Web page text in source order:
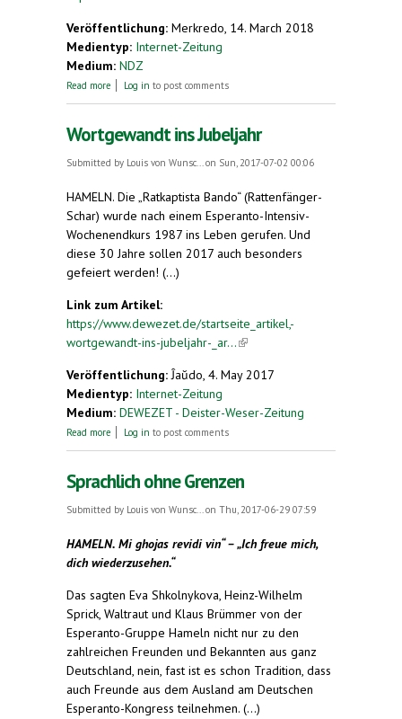
Veröffentlichung: Merkredo, 14. March 2018
Medientyp: Internet-Zeitung
Medium: NDZ
Read more about Jahreshauptversammlung der Esperanto-
Log in to post comments
Wortgewandt ins Jubeljahr
Submitted by Louis von Wunsc... on Sun, 2017-07-02 00:06
HAMELN. Die „Ratkaptista Bando“ (Rattenfänger-
Schar) wurde nach einem Esperanto-Intensiv-
Wochenendkurs 1987 ins Leben gerufen. Und
diese 30 Jahre sollen 2017 auch besonders
gefeiert werden! (...)
Link zum Artikel:
https://www.dewezet.de/startseite_artikel,-
wortgewandt-ins-jubeljahr-_ar...(link is external)
Veröffentlichung: Ĵaŭdo, 4. May 2017
Medientyp: Internet-Zeitung
Medium: DEWEZET - Deister-Weser-Zeitung
Read more about Wortgewandt ins Jubeljahr
Log in to post comments
Sprachlich ohne Grenzen
Submitted by Louis von Wunsc... on Thu, 2017-06-29 07:59
HAMELN. Mi ghojas revidi vin“ – „Ich freue mich,
dich wiederzusehen.“
Das sagten Eva Shkolnykova, Heinz-Wilhelm
Sprick, Waltraut und Klaus Brümmer von der
Esperanto-Gruppe Hameln nicht nur zu den
zahlreichen Freunden und Bekannten aus ganz
Deutschland, nein, fast ist es schon Tradition, dass
auch Freunde aus dem Ausland am Deutschen
Esperanto-Kongress teilnehmen. (...)